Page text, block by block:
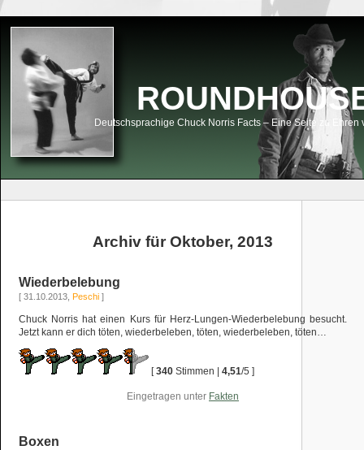
Deutschsprachige Chuck Norris Facts – Eine Seite zu
Archiv für Oktober, 2013
Wiederbelebung
[ 31.10.2013,Peschi ]
Chuck Norris hat einen Kurs für Herz-Lungen-Wiederbelebung besucht.
Jetzt kann er dich töten, wiederbeleben, töten, wiederbeleben, töten…
[340 Stimmen |4,51/5 ]
Eingetragen unter Fakten
Boxen